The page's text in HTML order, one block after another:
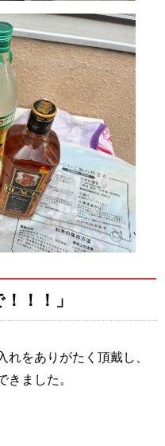
！！」
をありがたく頂戴し、
きました。